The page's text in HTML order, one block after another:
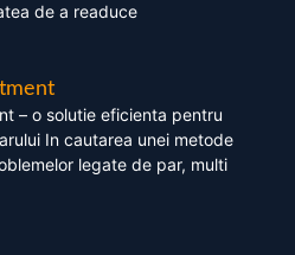
de a readuce
– o solutie eficienta pentru
In cautarea unei metode
legate de par, multi